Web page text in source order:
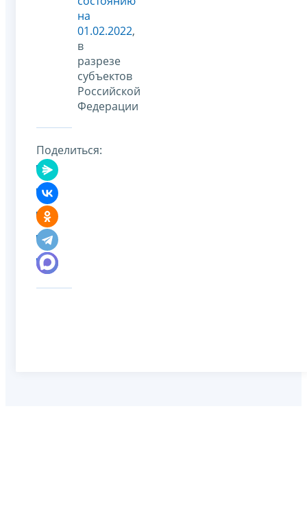
на
01.02.2022,
в
разрезе
субъектов
Российской
Федерации
Поделиться: